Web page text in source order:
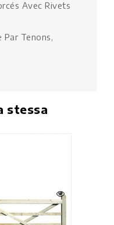
Avec Rivets
Par Tenons,
stessa